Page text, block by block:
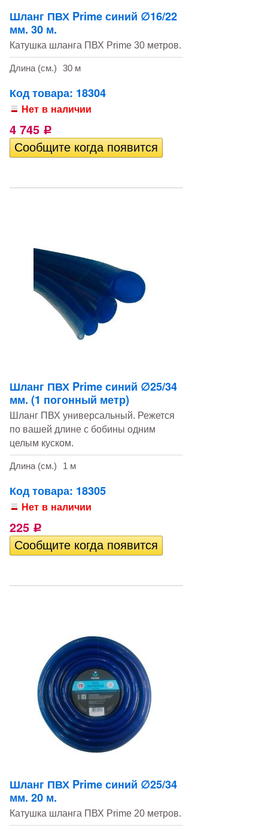
Шланг ПВХ Prime синий ∅16/22
мм. 30 м.
Катушка шланга ПВХ Prime 30 метров.
Длина (см.) 30 м
Код товара: 18304
Нет в наличии
4 745 Р
Шланг ПВХ Prime синий ∅25/34
мм. (1 погонный метр)
Шланг ПВХ универсальный. Режется
по вашей длине с бобины одним
целым куском.
Длина (см.) 1 м
Код товара: 18305
Нет в наличии
225 Р
Шланг ПВХ Prime синий ∅25/34
мм. 20 м.
Катушка шланга ПВХ Prime 20 метров.